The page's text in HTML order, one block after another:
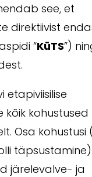
see, et
direktiivist
“KüTS”)
etapiviisilise
kõik kohustused
Osa kohustusi
täpsustamine)
järelevalve- ja